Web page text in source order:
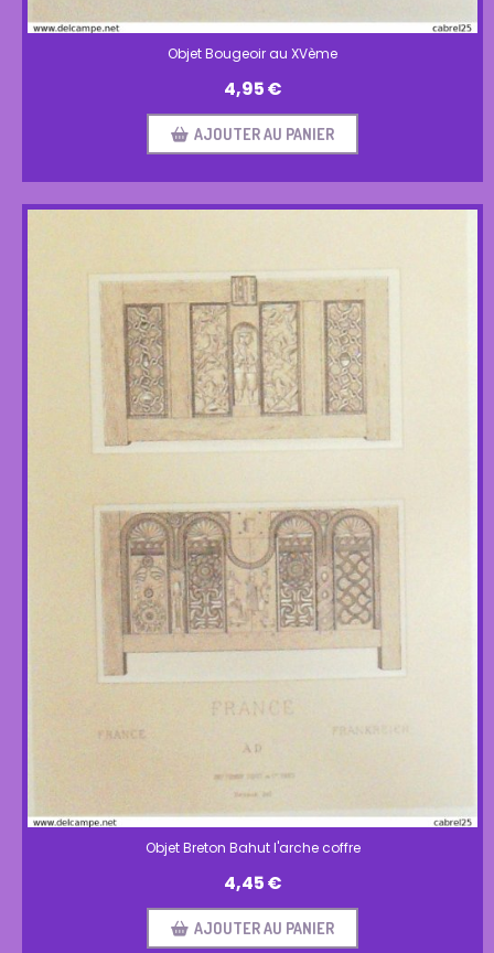
Objet Bougeoir au XVème
4,95€
AJOUTER AU PANIER
Objet Breton Bahut l'arche coffre
4,45€
AJOUTER AU PANIER